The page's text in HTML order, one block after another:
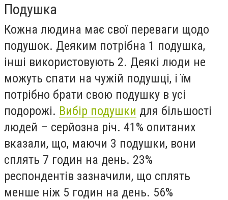
Подушка
Кожна людина має свої переваги щодо
подушок. Деяким потрібна 1 подушка,
інші використовують 2. Деякі люди не
можуть спати на чужій подушці, і їм
потрібно брати свою подушку в усі
подорожі. Вибір подушки для більшості
людей – серйозна річ. 41% опитаних
вказали, що, маючи 3 подушки, вони
сплять 7 годин на день. 23%
респондентів зазначили, що сплять
менше ніж 5 годин на день. 56%